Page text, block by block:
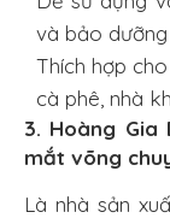
và bảo
Thích hợp
cà phê, nhà
3. Hoàng
mắt võng
Là nhà sản